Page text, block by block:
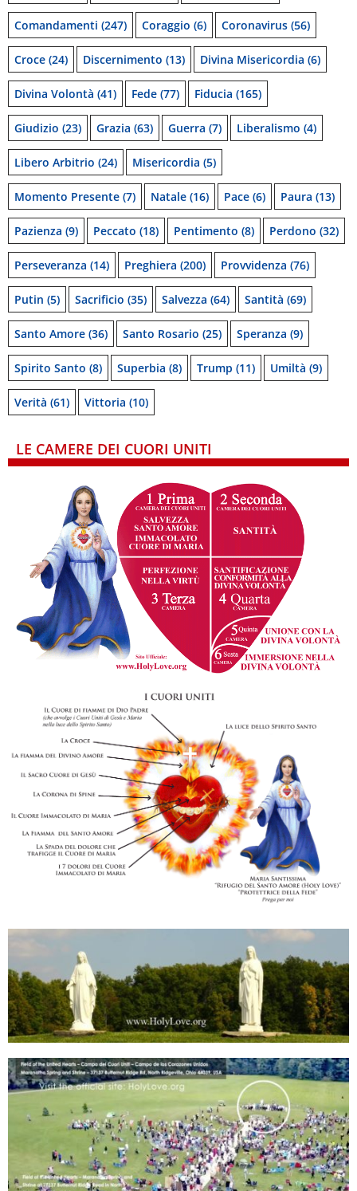
Comandamenti (247) Coraggio (6) Coronavirus (56)
Croce (24) Discernimento (13) Divina Misericordia (6)
Divina Volontà (41) Fede (77) Fiducia (165)
Giudizio (23) Grazia (63) Guerra (7) Liberalismo (4)
Libero Arbitrio (24) Misericordia (5)
Momento Presente (7) Natale (16) Pace (6) Paura (13)
Pazienza (9) Peccato (18) Pentimento (8) Perdono (32)
Perseveranza (14) Preghiera (200) Provvidenza (76)
Putin (5) Sacrificio (35) Salvezza (64) Santità (69)
Santo Amore (36) Santo Rosario (25) Speranza (9)
Spirito Santo (8) Superbia (8) Trump (11) Umiltà (9)
Verità (61) Vittoria (10)
LE CAMERE DEI CUORI UNITI